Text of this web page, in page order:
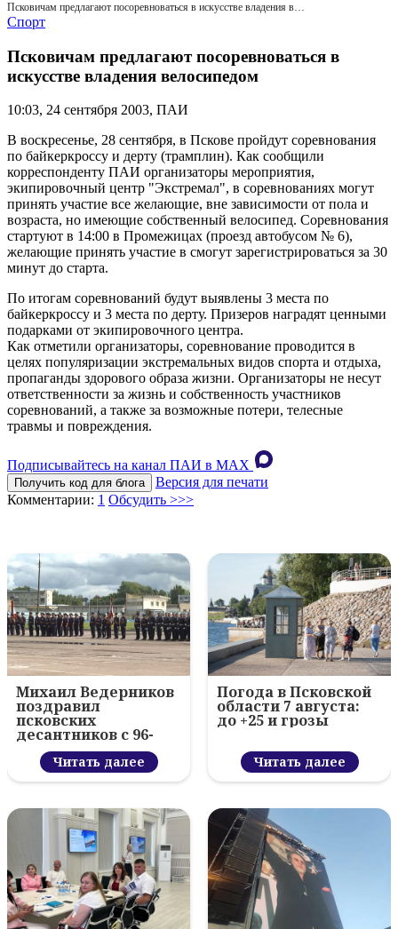
Псковичам предлагают посоревноваться в искусстве владения велосипедом
Спорт
Псковичам предлагают посоревноваться в
искусстве владения велосипедом
10:03, 24 сентября 2003, ПАИ
В воскресенье, 28 сентября, в Пскове пройдут соревнования
по байкеркроссу и дерту (трамплин). Как сообщили
корреспонденту ПАИ организаторы мероприятия,
экипировочный центр "Экстремал", в соревнованиях могут
принять участие все желающие, вне зависимости от пола и
возраста, но имеющие собственный велосипед. Соревнования
стартуют в 14:00 в Промежицах (проезд автобусом № 6),
желающие принять участие в смогут зарегистрироваться за 30
минут до старта.
По итогам соревнований будут выявлены 3 места по
байкеркроссу и 3 места по дерту. Призеров наградят ценными
подарками от экипировочного центра.
Как отметили организаторы, соревнование проводится в
целях популяризации экстремальных видов спорта и отдыха,
пропаганды здорового образа жизни. Организаторы не несут
ответственности за жизнь и собственность участников
соревнований, а также за возможные потери, телесные
травмы и повреждения.
Подписывайтесь на канал ПАИ в MAХ
Получить код для блога
Версия для печати
Комментарии: 1 Обсудить >>>
Михаил Ведерников
поздравил
псковских
десантников с 96-
летием ВДВ и
вручил награды
Читать далее
Погода в Псковской
области 7 августа:
до +25 и грозы
Читать далее